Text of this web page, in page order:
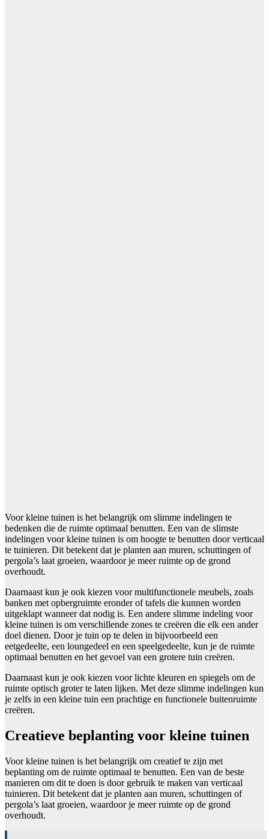
Voor kleine tuinen is het belangrijk om slimme indelingen te
bedenken die de ruimte optimaal benutten. Een van de slimste
indelingen voor kleine tuinen is om hoogte te benutten door verticaal
te tuinieren. Dit betekent dat je planten aan muren, schuttingen of
pergola’s laat groeien, waardoor je meer ruimte op de grond
overhoudt.
Daarnaast kun je ook kiezen voor multifunctionele meubels, zoals
banken met opbergruimte eronder of tafels die kunnen worden
uitgeklapt wanneer dat nodig is. Een andere slimme indeling voor
kleine tuinen is om verschillende zones te creëren die elk een ander
doel dienen. Door je tuin op te delen in bijvoorbeeld een
eetgedeelte, een loungedeel en een speelgedeelte, kun je de ruimte
optimaal benutten en het gevoel van een grotere tuin creëren.
Daarnaast kun je ook kiezen voor lichte kleuren en spiegels om de
ruimte optisch groter te laten lijken. Met deze slimme indelingen kun
je zelfs in een kleine tuin een prachtige en functionele buitenruimte
creëren.
Creatieve beplanting voor kleine tuinen
Voor kleine tuinen is het belangrijk om creatief te zijn met
beplanting om de ruimte optimaal te benutten. Een van de beste
manieren om dit te doen is door gebruik te maken van verticaal
tuinieren. Dit betekent dat je planten aan muren, schuttingen of
pergola’s laat groeien, waardoor je meer ruimte op de grond
overhoudt.